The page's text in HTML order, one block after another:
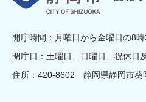
開庁時間：月曜日から金曜日の8
閉庁日：土曜日、日曜日、祝休日
住所：420-8602 静岡県静岡市葵